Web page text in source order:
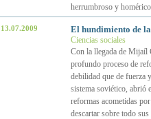
herrumbroso y homérico
13.07.2009 El hundimiento de
Ciencias sociales
Con la llegada de Mijaíl
profundo proceso de
debilidad que de fuerza
sistema soviético, abrió
reformas acometidas
descartar sobre todo